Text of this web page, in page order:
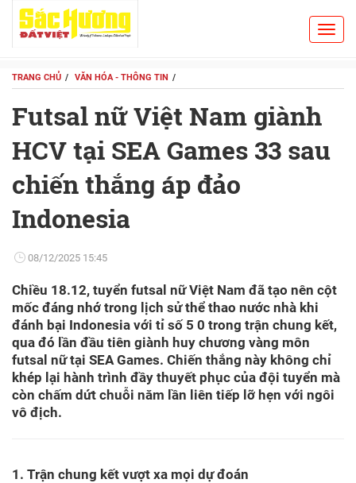
TRANG CHỦ VĂN HÓA - THÔNG TIN
Futsal nữ Việt Nam giành
HCV tại SEA Games 33 sau
chiến thắng áp đảo
Indonesia
08/12/2025 15:45
Chiều 18.12, tuyển futsal nữ Việt Nam đã tạo nên cột
mốc đáng nhớ trong lịch sử thể thao nước nhà khi
đánh bại Indonesia với tỉ số 5 0 trong trận chung kết,
qua đó lần đầu tiên giành huy chương vàng môn
futsal nữ tại SEA Games. Chiến thắng này không chỉ
khép lại hành trình đầy thuyết phục của đội tuyển mà
còn chấm dứt chuỗi năm lần liên tiếp lỡ hẹn với ngôi
vô địch.
1. Trận chung kết vượt xa mọi dự đoán